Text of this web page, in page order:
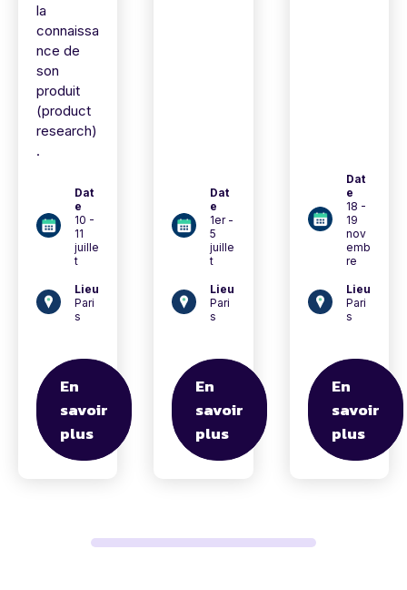
la
connaissa
nce de
son
produit
(product
research)
.
Dat
e
10 -
11
juille
t
Lieu
Pari
s
En
savoir
plus
Dat
e
1er -
5
juille
t
Lieu
Pari
s
En
savoir
plus
Dat
e
18 -
19
nov
emb
re
Lieu
Pari
s
En
savoir
plus